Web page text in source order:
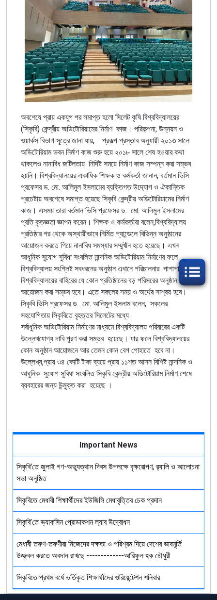
অবশেষে প্রায় একযুগ পর সমাপ্ত হলো সিলেট কৃষি বিশ্ববিদ্যালয়ের
(সিকৃবি) কেন্দ্রীয় অডিটোরিয়ামের নির্মাণ কাজ। পরিকল্পনা, উন্নয়ন ও
ওয়ার্কস বিভাগ সূত্রে জানা যায়, প্রকল্প প্রস্তাব অনুযায়ী ২০১৩ সালে
অডিটোরিয়াম ভবন নির্মাণ কাজ শুরু হয়ে ২০১৮ সালে শেষ হওয়ার কথা
থাকলেও নানাবিধ জটিলতায় নির্দিষ্ট সময়ে নির্মাণ কাজ সম্পন্ন করা সম্ভব
হয়নি। বিশ্ববিদ্যালয়ের একাধিক শিক্ষক ও কর্মকর্তা জানান, বর্তমান ভিসি
প্রফেসর ড. মো. আলিমুল ইসলামের ব্যক্তিগত উদ্যোগ ও ঐকান্তিক
প্রচেষ্টায় অবশেষে সমাপ্ত হয়েছে সিকৃবি কেন্দ্রীয় অডিটোরিয়ামের নির্মাণ
কাজ। এসময় তারা বর্তমান ভিসি প্রফেসর ড. মো. আলিমুল ইসলামের
প্রতি কৃতজ্ঞতা জ্ঞাপন করেন। শিক্ষক ও কর্মকর্তারা বলেন,বিশ্ববিদ্যালয়
প্রতিষ্ঠার পর থেকে অস্থায়ীভাবে নির্মিত প্যান্ডেলে বিভিন্ন অনুষ্ঠানের
আয়োজন করতে গিয়ে নানাবিধ সমস্যার সম্মুখীন হতে হয়েছে। এখন
আধুনিক সুযোগ সুবিধা সংবলিত নান্দনিক অডিটোরিয়াম নির্মাণের ফলে
বিশ্ববিদ্যালয় সংশ্লিষ্ট সবধরনের অনুষ্ঠান এখানে পরিচালনার পাশাপাশি
বিশ্ববিদ্যালয়ের বাহিরের যে কোন প্রতিষ্ঠানের বড় পরিসরের অনুষ্ঠান
আয়োজন করা সম্ভব হবে। এতে সকলের সময় ও অর্থের সাশ্রয় হবে।
সিকৃবি ভিসি প্রফেসর ড. মো. আলিমুল ইসলাম বলেন, সকলের
সহযোগিতায় সিকৃবিতে বৃহত্তর সিলেটের মধ্যে
সর্বাধুনিক অডিটোরিয়াম নির্মাণের মাধ্যমে বিশ্ববিদ্যালয় পরিবারের একটি
উল্লেখযোগ্য দাবি পূরণ করা সম্ভব হয়েছে। যার ফলে বিশ্ববিদ্যালয়ের
কোন অনুষ্ঠান আয়োজনে আর তেমন কোন বেগ পোহাতে হবে না।
উল্লেখ্য,প্রায় ৩৪ কোটি টাকা ব্যয়ে প্রায় ১১শত আসন বিশিষ্ট নান্দনিক ও
আধুনিক সুযোগ সুবিধা সংবলিত সিকৃবি কেন্দ্রীয় অডিটোরিয়াম নির্মাণ শেষে
ব্যবহারের জন্য উন্মুক্ত করা হয়েছে ।
Important News
সিকৃবি'তে জুলাই গণ-অভ্যুত্থান দিবস উপলক্ষে বৃক্ষরোপণ, র‍্যালি ও আলোচনা
সভা অনুষ্ঠিত
সিকৃবিতে মেধাবী শিক্ষার্থীদের ইউজিসি মেধাবৃত্তির চেক প্রদান
সিকৃবি’তে ভ্যাকসিন প্রোডাকশন ল্যাব উদ্বোধন
মেধাবী তরুণ-তরুণীরা নিজেদের দক্ষতা ও পরিশ্রম দিয়ে দেশের ভাবমূর্তি
উজ্জ্বল করতে অবদান রাখছে -------------আরিফুল হক চৌধুরী
সিকৃবিতে প্রথম বর্ষে ভর্তিকৃত শিক্ষার্থীদের ওরিয়েন্টেশন শনিবার